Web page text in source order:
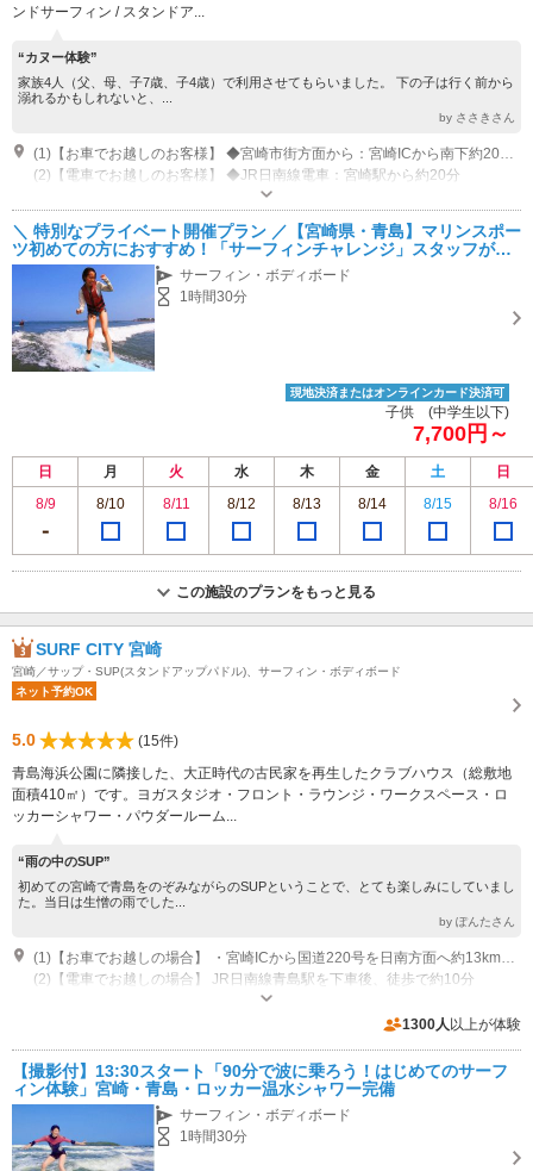
ンドサーフィン / スタンドア...
“カヌー体験”
家族4人（父、母、子7歳、子4歳）で利用させてもらいました。 下の子は行く前から
溺れるかもしれないと、...
by ささきさん
(2)【電車でお越しのお客様】 ◆JR日南線電車：宮崎駅から約20分
営業時間：9:30 - 17:00 休業：毎週水曜日
＼ 特別なプライベート開催プラン ／【宮崎県・青島】マリンスポー
ツ初めての方におすすめ！「サーフィンチャレンジ」スタッフがし
っかりサポートいたします。：SF90
サーフィン・ボディボード
1時間30分
現地決済またはオンラインカード決済可
子供 (中学生以下)
7,700円～
日 月 火 水 木 金 土
日
8/9
8/10 8/11 8/12 8/13 8/14 8/15 8/16
この施設のプランをもっと見る
SURF CITY 宮崎
宮崎／サップ・SUP(スタンドアップパドル)、サーフィン・ボディボード
ネット予約OK
5.0
(15件)
青島海浜公園に隣接した、大正時代の古民家を再生したクラブハウス（総敷地
面積410㎡）です。ヨガスタジオ・フロント・ラウンジ・ワークスペース・ロ
ッカーシャワー・パウダールーム...
“雨の中のSUP”
初めての宮崎で青島をのぞみながらのSUPということで、とても楽しみにしていまし
た。当日は生憎の雨でした...
by ぽんたさん
(1)【お車でお越しの場合】 ・宮崎ICから国道220号を日南方面へ約13km、約15分 ・宮崎空港から約15分 ・宮崎駅から約25分 （無料駐車場あり）
(2)【電車でお越しの場合】 JR日南線青島駅を下車後、徒歩で約10分
営業時間：平日：AM9:00 - PM22:00 土日祝日：AM7:00 - PM18:00 休館
日：月曜は休館日（月曜日が祝日の場合は火曜日は振替休館日となります）
1300人 以上が体験
【撮影付】13:30スタート「90分で波に乗ろう！はじめてのサーフ
ィン体験」宮崎・青島・ロッカー温水シャワー完備
サーフィン・ボディボード
1時間30分